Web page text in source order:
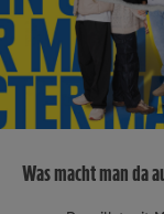
Was macht man da